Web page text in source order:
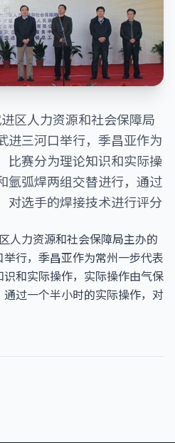
区人力资源和社会保障局
进三河口举行，季昌亚作为
比赛分为理论知识和实际操
氩弧焊两组交替进行，通过
对选手的焊接技术进行评分
人力资源和社会保障局主办的
行，季昌亚作为常州一步代表
和实际操作，实际操作由气保
过一个半小时的实际操作，对